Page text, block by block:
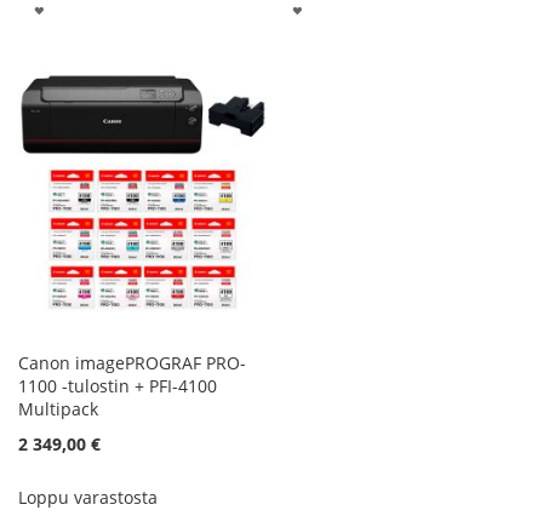
Canon imagePROGRAF PRO-
1100 -tulostin + PFI-4100
Multipack
2 349,00 €
Loppu varastosta